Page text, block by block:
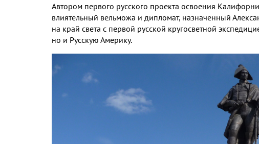
Автором первого русского проекта освоения
влиятельный вельможа и дипломат, назначенный
на край света с первой русской кругосветной
но и Русскую Америку.